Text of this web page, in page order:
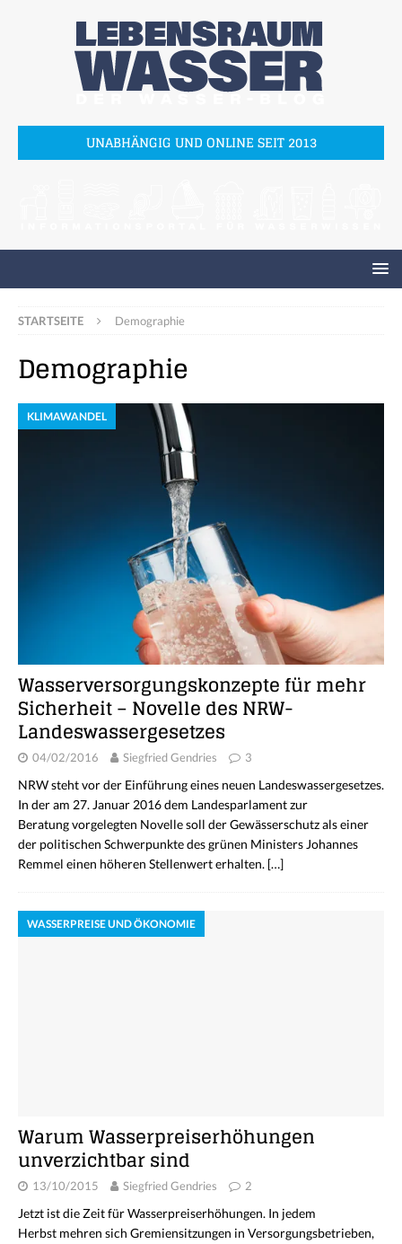
UNABHÄNGIG UND ONLINE SEIT 2013
STARTSEITE Demographie
Demographie
KLIMAWANDEL
Wasserversorgungskonzepte für mehr
Sicherheit – Novelle des NRW-
Landeswassergesetzes
04/02/2016 Siegfried Gendries 3
NRW steht vor der Einführung eines neuen Landeswassergesetzes.
In der am 27. Januar 2016 dem Landesparlament zur
Beratung vorgelegten Novelle soll der Gewässerschutz als einer
der politischen Schwerpunkte des grünen Ministers Johannes
Remmel einen höheren Stellenwert erhalten. […]
WASSERPREISE UND ÖKONOMIE
Warum Wasserpreiserhöhungen
unverzichtbar sind
13/10/2015 Siegfried Gendries 2
Jetzt ist die Zeit für Wasserpreiserhöhungen. In jedem
Herbst mehren sich Gremiensitzungen in Versorgungsbetrieben,